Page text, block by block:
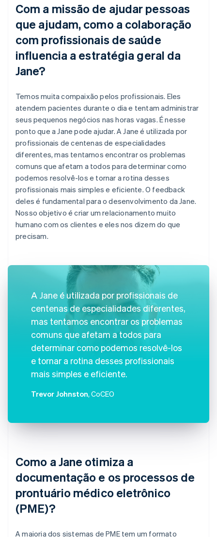
Com a missão de ajudar pessoas
que ajudam, como a colaboração
com profissionais de saúde
influencia a estratégia geral da
Jane?
Temos muita compaixão pelos profissionais. Eles
atendem pacientes durante o dia e tentam administrar
seus pequenos negócios nas horas vagas. É nesse
ponto que a Jane pode ajudar. A Jane é utilizada por
profissionais de centenas de especialidades
diferentes, mas tentamos encontrar os problemas
comuns que afetam a todos para determinar como
podemos resolvê-los e tornar a rotina desses
profissionais mais simples e eficiente. O feedback
deles é fundamental para o desenvolvimento da Jane.
Nosso objetivo é criar um relacionamento muito
humano com os clientes e eles nos dizem do que
precisam.
A Jane é utilizada por profissionais de
centenas de especialidades diferentes,
mas tentamos encontrar os problemas
comuns que afetam a todos para
determinar como podemos resolvê-los
e tornar a rotina desses profissionais
mais simples e eficiente.
Trevor Johnston, CoCEO
Como a Jane otimiza a
documentação e os processos de
prontuário médico eletrônico
(PME)?
A maioria dos sistemas de PME tem um formato